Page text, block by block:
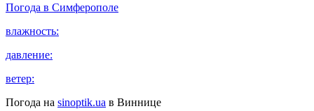
Погода в Симферополе
влажность:
давление:
ветер:
Погода на sinoptik.ua в Виннице